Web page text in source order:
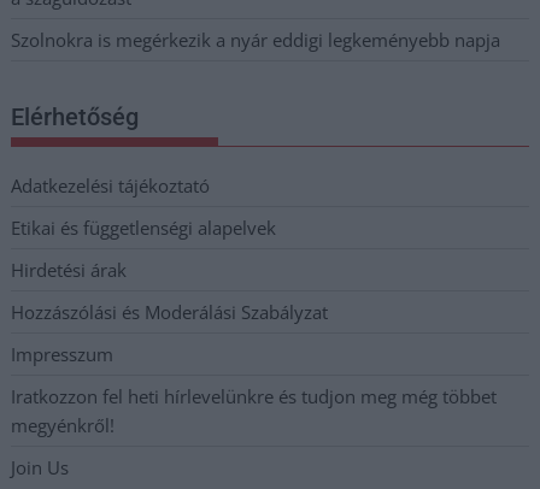
Szolnokra is megérkezik a nyár eddigi legkeményebb napja
Elérhetőség
Adatkezelési tájékoztató
Etikai és függetlenségi alapelvek
Hirdetési árak
Hozzászólási és Moderálási Szabályzat
Impresszum
Iratkozzon fel heti hírlevelünkre és tudjon meg még többet
megyénkről!
Join Us